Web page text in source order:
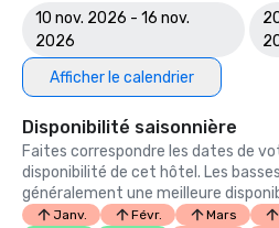
10 nov. 2026 - 16 nov.
2026
Afficher le calendrier
Disponibilité saisonnière
Faites correspondre les dates de
disponibilité de cet hôtel. Les
généralement une meilleure
Janv. Févr. Mars